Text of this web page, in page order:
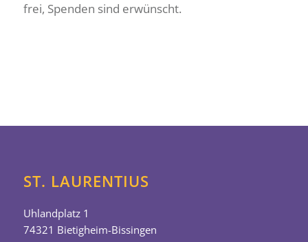
frei, Spenden sind erwünscht.
ST. LAURENTIUS
Uhlandplatz 1
74321 Bietigheim-Bissingen